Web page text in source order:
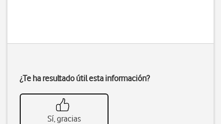
¿Te ha resultado útil esta información?
Sí, gracias